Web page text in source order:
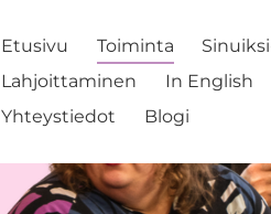
Etusivu Toiminta
Lahjoittaminen
In English
Yhteystiedot
Blogi